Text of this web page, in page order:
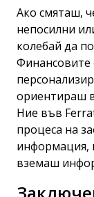
Ако смяташ,
непосилни
колебай да
Финансовите
ориентираш
Ние във
процеса на
информация,
вземаш